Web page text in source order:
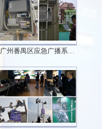
广州番禺区应急广播系…